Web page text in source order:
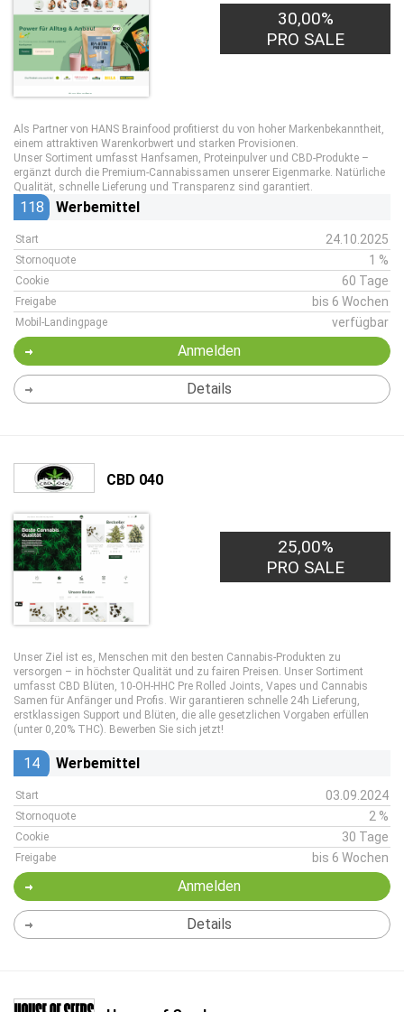
30,00%
PRO SALE
Als Partner von HANS Brainfood profitierst du von hoher Markenbekanntheit,
einem attraktiven Warenkorbwert und starken Provisionen.
Unser Sortiment umfasst Hanfsamen, Proteinpulver und CBD-Produkte –
ergänzt durch die Premium-Cannabissamen unserer Eigenmarke. Natürliche
Qualität, schnelle Lieferung und Transparenz sind garantiert.
118 Werbemittel
Start 24.10.2025
Stornoquote 1 %
Cookie 60 Tage
Freigabe bis 6 Wochen
Mobil-Landingpage verfügbar
Anmelden
Details
CBD 040
25,00%
PRO SALE
Unser Ziel ist es, Menschen mit den besten Cannabis-Produkten zu
versorgen – in höchster Qualität und zu fairen Preisen. Unser Sortiment
umfasst CBD Blüten, 10-OH-HHC Pre Rolled Joints, Vapes und Cannabis
Samen für Anfänger und Profis. Wir garantieren schnelle 24h Lieferung,
erstklassigen Support und Blüten, die alle gesetzlichen Vorgaben erfüllen
(unter 0,20% THC). Bewerben Sie sich jetzt!
14 Werbemittel
Start 03.09.2024
Stornoquote 2 %
Cookie 30 Tage
Freigabe bis 6 Wochen
Anmelden
Details